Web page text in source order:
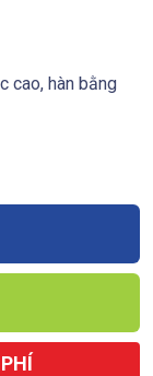
cao, hàn bằng